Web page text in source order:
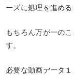
ーズに処理を進める
もちろん万が一の
す。
必要な動画データ